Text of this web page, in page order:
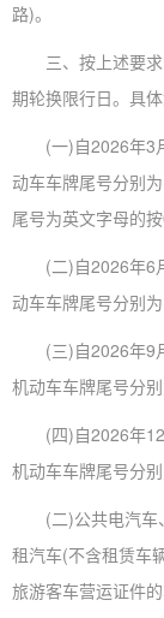
路)。
三、按上述要求
期轮换限行日。具体
(一)自2026年3月
动车车牌尾号分别
尾号为英文字母的
(二)自2026年6月
动车车牌尾号分别
(三)自2026年9月
机动车车牌尾号分
(四)自2026年12
机动车车牌尾号分
(二)公共电汽车
租汽车(不含租赁车
旅游客车营运证件